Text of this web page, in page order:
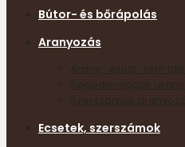
Bútor- és bőrápolás
Aranyozás
Arany- ezüst- fém
Segédanyagok
Szerszámok
Ecsetek, szerszámok